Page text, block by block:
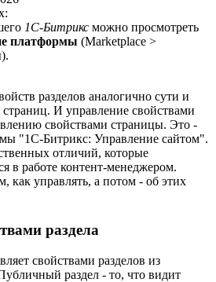
1С-Битрикс можно просмотреть
платформы (Marketplace >
).
разделов аналогично сути и
И управление свойствами
свойствами страницы. Это -
"1С-Битрикс: Управление сайтом".
отличий, которые
в работе контент-менеджером.
как управлять, а потом - об этих
раздела
свойствами разделов из
раздел - то, что видит